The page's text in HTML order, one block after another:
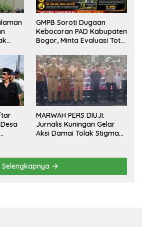
GMPB Soroti Dugaan
Kebocoran PAD Kabupaten
Bogor, Minta Evaluasi Total
Tak Berizin
MARWAH PERS DIUJI:
Jurnalis Kuningan Gelar
Aksi Damai Tolak Stigma
Wartawan
Selengkapnya